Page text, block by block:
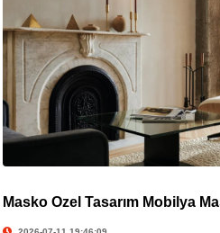
Masko Özel Tasarım Mobilya